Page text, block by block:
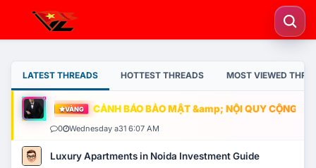
LATEST THREADS HOTTEST THREADS MOST VIEWED
VÀNG CẢNH BÁO BẢO MẬT &amp; NỘI QUY CỘNG
0 Wednesday a31 6:07 AM
Luxury Apartments in Noida Investment Guide